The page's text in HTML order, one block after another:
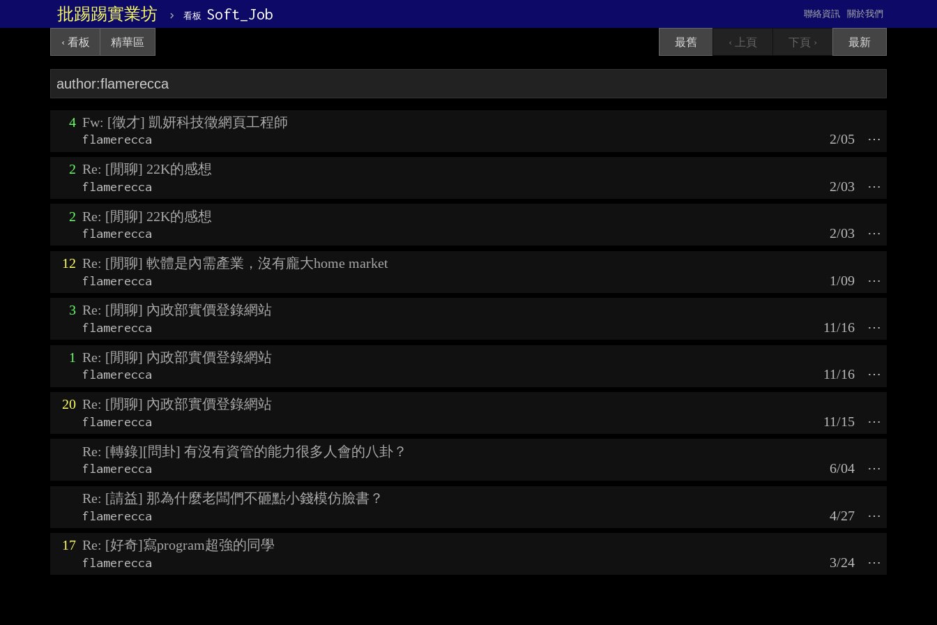
批踢踢實業坊 › 看板 Soft_Job 關於我們
聯絡資訊
‹ 看板 精華區 最舊 ‹ 上頁 下頁 › 最新
4 Fw: [徵才] 凱妍科技徵網頁工程師
flamerecca ⋯
2/05
2 Re: [閒聊] 22K的感想
flamerecca ⋯
2/03
2 Re: [閒聊] 22K的感想
flamerecca ⋯
2/03
12 Re: [閒聊] 軟體是內需產業，沒有龐大home market
flamerecca ⋯
1/09
3 Re: [閒聊] 內政部實價登錄網站
flamerecca ⋯
11/16
1 Re: [閒聊] 內政部實價登錄網站
flamerecca ⋯
11/16
20 Re: [閒聊] 內政部實價登錄網站
flamerecca ⋯
11/15
Re: [轉錄][問卦] 有沒有資管的能力很多人會的八卦？
flamerecca ⋯
6/04
Re: [請益] 那為什麼老闆們不砸點小錢模仿臉書？
flamerecca ⋯
4/27
17 Re: [好奇]寫program超強的同學
flamerecca ⋯
3/24